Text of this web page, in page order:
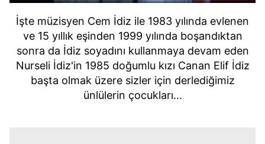
İşte müzisyen Cem İdiz ile 1983 yılında evlenen
ve 15 yıllık eşinden 1999 yılında boşandıktan
sonra da İdiz soyadını kullanmaya devam eden
Nurseli İdiz'in 1985 doğumlu kızı Canan Elif İdiz
başta olmak üzere sizler için derlediğimiz
ünlülerin çocukları...